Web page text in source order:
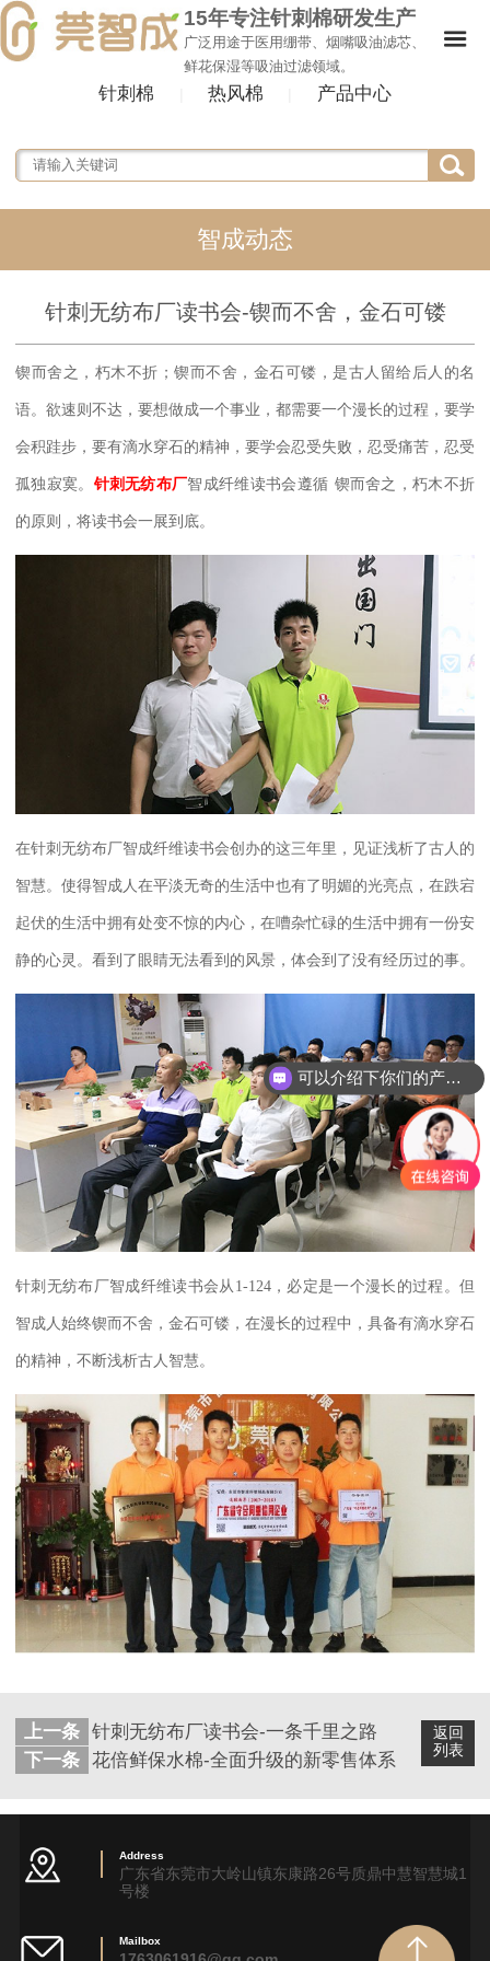
15年专注针刺棉研发生产
广泛用途于医用绷带、烟嘴吸油滤芯、
鲜花保湿等吸油过滤领域。
针刺棉 热风棉 产品中心
智成动态
针刺无纺布厂读书会-锲而不舍，金石可镂
锲而舍之，朽木不折；锲而不舍，金石可镂 ，是古人留给后人的名
语。欲速则不达，要想做成一个事业，都需要一个漫长的过程，要学
会积跬步，要有滴水穿石的精神，要学会忍受失败，忍受痛苦，忍受
孤独寂寞。 针刺无纺布厂智成纤维读书会遵循 锲而舍之，朽木不折
的原则，将读书会一展到底。
在针刺无纺布厂智成纤维读书会创办的这三年里，见证浅析了古人的
智慧。使得智成人在平淡无奇的生活中也有了明媚的光亮点，在跌宕
起伏的生活中拥有处变不惊的内心，在嘈杂忙碌的生活中拥有一份安
静的心灵。看到了眼睛无法看到的风景，体会到了没有经历过的事。
针刺无纺布厂智成纤维读书会从1-124，必定是一个漫长的过程。但
智成人始终锲而不舍，金石可镂 ，在漫长的过程中，具备有滴水穿石
的精神，不断浅析古人智慧。
返回
列表
上一条 针刺无纺布厂读书会-一条千里之路
下一条 花倍鲜保水棉-全面升级的新零售体系
Address
广东省东莞市大岭山镇东康路26号质鼎中慧智慧城1
号楼
Mailbox
可以介绍下你们的产品么？